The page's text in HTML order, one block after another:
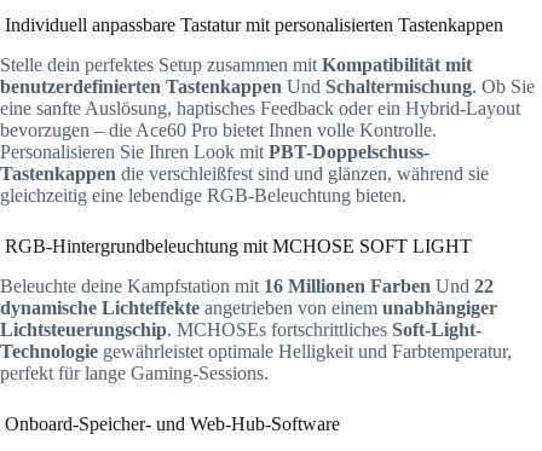
Individuell anpassbare Tastatur mit personalisierten Tastenkappen
Stelle dein perfektes Setup zusammen mit Kompatibilität mit
benutzerdefinierten Tastenkappen Und Schaltermischung. Ob Sie
eine sanfte Auslösung, haptisches Feedback oder ein Hybrid-Layout
bevorzugen – die Ace60 Pro bietet Ihnen volle Kontrolle.
Personalisieren Sie Ihren Look mit PBT-Doppelschuss-
Tastenkappen die verschleißfest sind und glänzen, während sie
gleichzeitig eine lebendige RGB-Beleuchtung bieten.
RGB-Hintergrundbeleuchtung mit MCHOSE SOFT LIGHT
Beleuchte deine Kampfstation mit 16 Millionen Farben Und 22
dynamische Lichteffekte angetrieben von einem unabhängiger
Lichtsteuerungschip. MCHOSEs fortschrittliches Soft-Light-
Technologie gewährleistet optimale Helligkeit und Farbtemperatur,
perfekt für lange Gaming-Sessions.
Onboard-Speicher- und Web-Hub-Software